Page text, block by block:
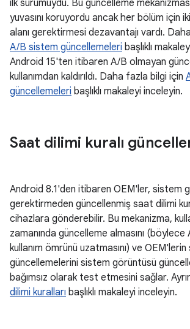
ilk sürümüydü. Bu güncelleme
yuvasını koruyordu ancak her bölüm için
alanı gerektirmesi dezavantajı vardı.
A/B sistem güncellemeleri başlıklı
Android 15'ten itibaren A/B olmayan
kullanımdan kaldırıldı. Daha fazla bilgi için
güncellemeleri başlıklı makaleyi inceleyin.
Saat dilimi kuralı
Android 8.1'den itibaren OEM'ler, sistem
gerektirmeden güncellenmiş saat dilimi
cihazlara gönderebilir. Bu mekanizma,
zamanında güncelleme almasını (böylece
kullanım ömrünü uzatmasını) ve
güncellemelerini sistem görüntüsü
bağımsız olarak test etmesini sağlar.
dilimi kuralları başlıklı makaleyi inceleyin.